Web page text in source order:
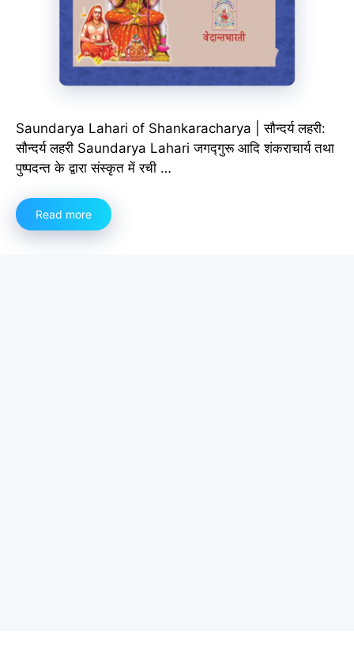
Saundarya Lahari of Shankaracharya | सौन्दर्य लहरी:
सौन्दर्य लहरी Saundarya Lahari जगद्गुरू आदि शंकराचार्य तथा
पुष्पदन्त के द्वारा संस्कृत में रची …
Read more